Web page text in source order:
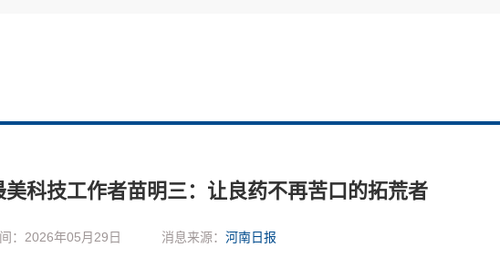
科技工作者苗明三：让良药不再苦口的拓荒者
：2026年05月29日 消息来源： 河南日报